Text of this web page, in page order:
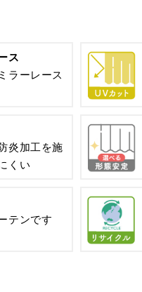
ス
ラーレース
炎加工を施
くい
テンです